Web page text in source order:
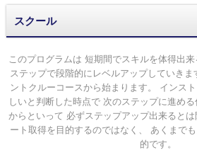
スクール
このプログラムは 短期間でスキルを体得出
ステップで段階的にレベルアップしていき
ントクルーコースから始まります。 インス
しいと判断した時点で 次のステップに進め
からといって 必ずステップアップ出来ると
ート取得を目的するのではなく、 あくまで
的です。